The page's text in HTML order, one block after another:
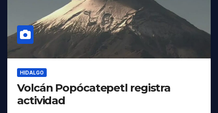
HIDALGO
Volcán Popócatepetl registra
actividad